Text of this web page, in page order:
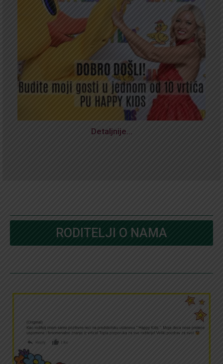
Detaljnije…
RODITELJI O NAMA